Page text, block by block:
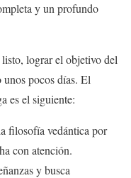
y un profundo
lograr el objetivo del
pocos días. El
es el siguiente:
filosofía vedántica por
con atención.
y busca